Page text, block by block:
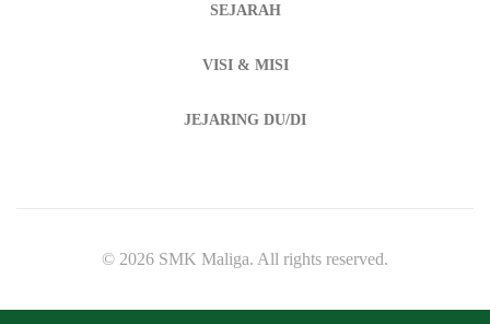
SEJARAH
VISI & MISI
JEJARING DU/DI
© 2026 SMK Maliga. All rights reserved.